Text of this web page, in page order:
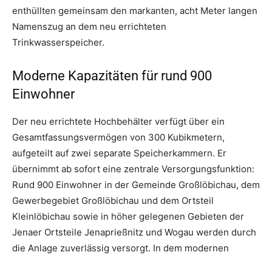
enthüllten gemeinsam den markanten, acht Meter langen
Namenszug an dem neu errichteten
Trinkwasserspeicher.
Moderne Kapazitäten für rund 900
Einwohner
Der neu errichtete Hochbehälter verfügt über ein
Gesamtfassungsvermögen von 300 Kubikmetern,
aufgeteilt auf zwei separate Speicherkammern. Er
übernimmt ab sofort eine zentrale Versorgungsfunktion:
Rund 900 Einwohner in der Gemeinde Großlöbichau, dem
Gewerbegebiet Großlöbichau und dem Ortsteil
Kleinlöbichau sowie in höher gelegenen Gebieten der
Jenaer Ortsteile Jenaprießnitz und Wogau werden durch
die Anlage zuverlässig versorgt. In dem modernen